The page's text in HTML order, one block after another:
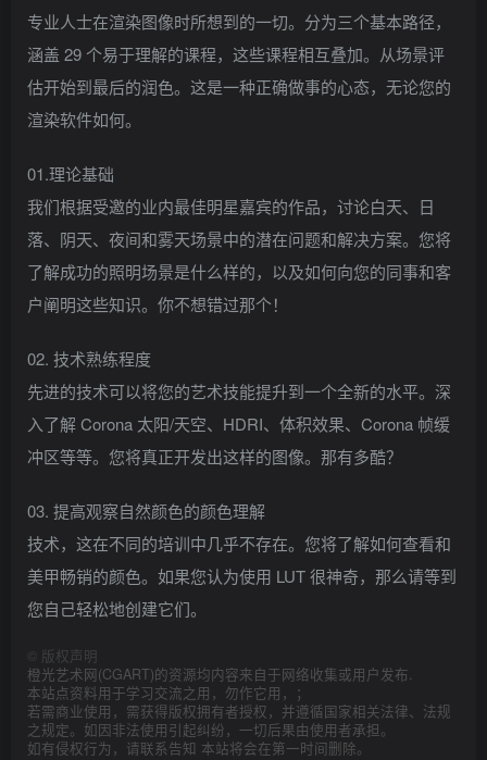
专业人士在渲染图像时所想到的一切。分为三个基本路径，
涵盖 29 个易于理解的课程，这些课程相互叠加。从场景评
估开始到最后的润色。这是一种正确做事的心态，无论您的
渲染软件如何。
01.理论基础
我们根据受邀的业内最佳明星嘉宾的作品，讨论白天、日
落、阴天、夜间和雾天场景中的潜在问题和解决方案。您将
了解成功的照明场景是什么样的，以及如何向您的同事和客
户阐明这些知识。你不想错过那个！
02. 技术熟练程度
先进的技术可以将您的艺术技能提升到一个全新的水平。深
入了解 Corona 太阳/天空、HDRI、体积效果、Corona 帧缓
冲区等等。您将真正开发出这样的图像。那有多酷？
03. 提高观察自然颜色的颜色理解
技术，这在不同的培训中几乎不存在。您将了解如何查看和
美甲畅销的颜色。如果您认为使用 LUT 很神奇，那么请等到
您自己轻松地创建它们。
版权声明
橙光艺术网(CGART)的资源均内容来自于网络收集或用户发布.
本站点资料用于学习交流之用，勿作它用，；
若需商业使用，需获得版权拥有者授权，并遵循国家相关法律、法规
之规定。如因非法使用引起纠纷，一切后果由使用者承担。
如有侵权行为，请联系告知 本站将会在第一时间删除。